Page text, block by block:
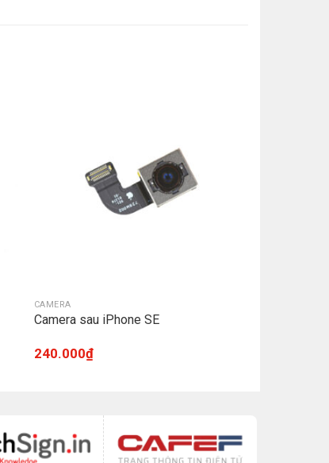
CAMERA
Camera sau iPhone SE
240.000₫